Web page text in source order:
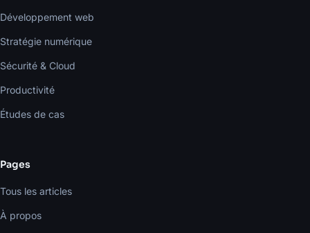
Développement web
Stratégie numérique
Sécurité & Cloud
Productivité
Études de cas
Pages
Tous les articles
À propos